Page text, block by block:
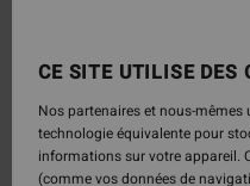
CE SITE UTILISE DES
Nos partenaires et nous-
technologie équivalente pour
informations sur votre appareil.
(comme vos données de